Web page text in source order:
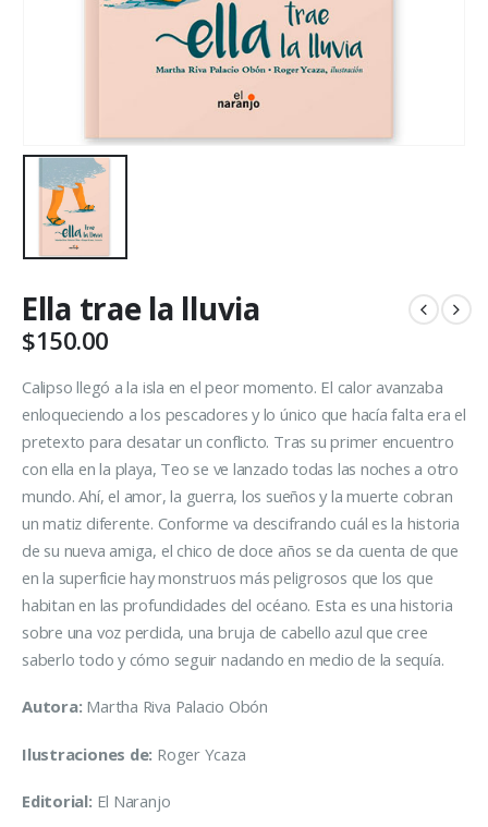
Ella trae la lluvia
$150.00
Calipso llegó a la isla en el peor momento. El calor avanzaba
enloqueciendo a los pescadores y lo único que hacía falta era el
pretexto para desatar un conflicto. Tras su primer encuentro
con ella en la playa, Teo se ve lanzado todas las noches a otro
mundo. Ahí, el amor, la guerra, los sueños y la muerte cobran
un matiz diferente. Conforme va descifrando cuál es la historia
de su nueva amiga, el chico de doce años se da cuenta de que
en la superficie hay monstruos más peligrosos que los que
habitan en las profundidades del océano. Esta es una historia
sobre una voz perdida, una bruja de cabello azul que cree
saberlo todo y cómo seguir nadando en medio de la sequía.
Autora: Martha Riva Palacio Obón
Ilustraciones de: Roger Ycaza
Editorial: El Naranjo